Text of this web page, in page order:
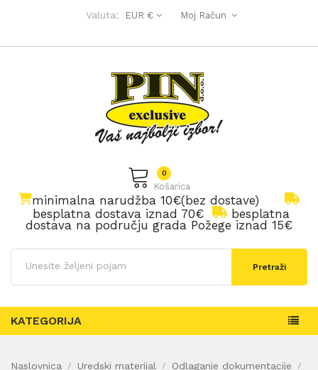
Valuta: EUR € Moj Račun
Košarica
0
minimalna narudžba 10€(bez dostave)
besplatna dostava iznad 70€
besplatna
dostava na području grada Požege iznad 15€
Pretraži
KATEGORIJA
Naslovnica Uredski materijal
Odlaganje dokumentacije